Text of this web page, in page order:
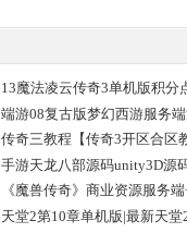
13魔法凌云传奇3单机版积分
端游08复古版梦幻西游服务
传奇三教程【传奇3开区合区
手游天龙八部源码unity3D源
《魔兽传奇》商业资源服务
天堂2第10章单机版|最新天